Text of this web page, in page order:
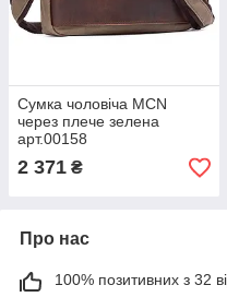
Сумка чоловіча MCN
через плече зелена
арт.00158
2 371 ₴
Про нас
100% позитивних з 32